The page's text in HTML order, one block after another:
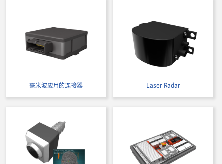
毫米波应用的连接器 Laser Radar